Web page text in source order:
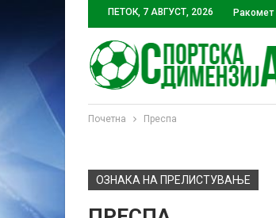
ПЕТОК, 7 АВГУСТ, 2026 Ракомет
Почетна Преспа
ОЗНАКА НА ПРЕЛИСТУВАЊЕ